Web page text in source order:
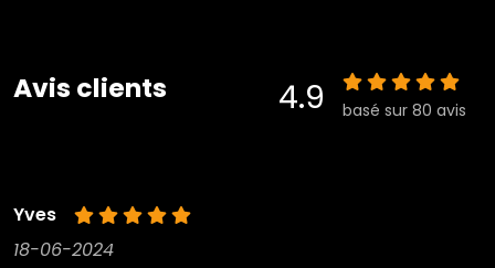
Avis clients 4.9 basé sur 80 avis
Yves
18-06-2024